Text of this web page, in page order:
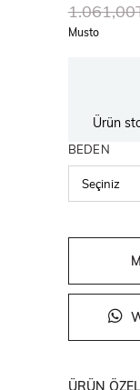
Musto
Ürün
BEDEN
ÜRÜN